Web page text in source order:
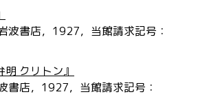
波書店，1927，当館請求記号：
明 クリトン』
書店，1927，当館請求記号：